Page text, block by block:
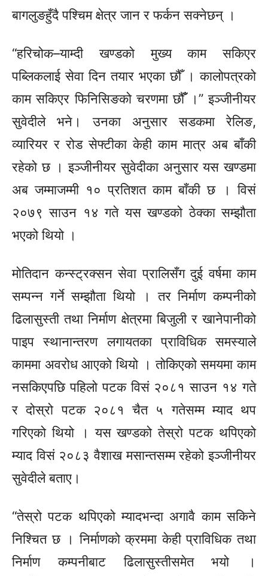
बागलुङहुँदै पश्चिम क्षेत्र जान र फर्कन सक्नेछन् ।
“हरिचोक–याम्दी खण्डको मुख्य काम सकिएर
पब्लिकलाई सेवा दिन तयार भएका छौँ । कालोपत्रको
काम सकिएर फिनिसिङको चरणमा छौँँ ।” इञ्जीनीयर
सुवेदीले भने। उनका अनुसार सडकमा रेलिङ,
व्यारियर र रोड सेफ्टीका केही काम मात्र अब बाँकी
रहेको छ । इञ्जीनीयर सुवेदीका अनुसार यस खण्डमा
अब जम्माजम्मी १० प्रतिशत काम बाँकी छ । विसं
२०७९ साउन १४ गते यस खण्डको ठेक्का सम्झौता
भएको थियो ।
मोतिदान कन्स्ट्रक्सन सेवा प्रालिसँग दुई वर्षमा काम
सम्पन्न गर्ने सम्झौता थियो । तर निर्माण कम्पनीको
ढिलासुस्ती तथा निर्माण क्षेत्रमा बिजुली र खानेपानीको
पाइप स्थानान्तरण लगायतका प्राविधिक समस्याले
काममा अवरोध आएको थियो । तोकिएको समयमा काम
नसकिएपछि पहिलो पटक विसं २०८१ साउन १४ गते
र दोस्रो पटक २०८१ चैत ५ गतेसम्म म्याद थप
गरिएको थियो । यस खण्डको तेस्रो पटक थपिएको
म्याद विसं २०८३ वैशाख मसान्तसम्म रहेको इञ्जीनीयर
सुवेदीले बताए।
“तेस्रो पटक थपिएको म्यादभन्दा अगावै काम सकिने
निश्चित छ । निर्माणको क्रममा केही प्राविधिक तथा
निर्माण कम्पनीबाट ढिलासुस्तीसमेत भयो ।